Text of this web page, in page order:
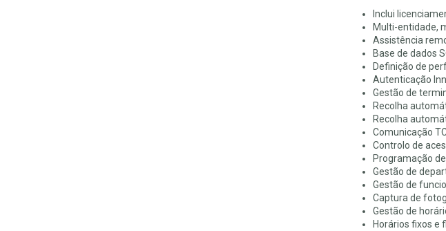
Inclui
Multi-entidade,
Assistência
Base de dados
Definição de
Autenticação
Gestão de
Recolha
Recolha
Comunicação
Controlo de
Programação
Gestão de
Gestão de
Captura de
Gestão de
Horários fixos e